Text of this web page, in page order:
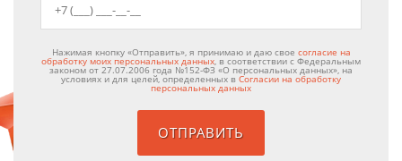
Нажимая кнопку «Отправить», я принимаю и даю свое согласие на
обработку моих персональных данных , в соответствии с Федеральным
законом от 27.07.2006 года №152-ФЗ «О персональных данных», на
условиях и для целей, определенных в Согласии на обработку
персональных данных